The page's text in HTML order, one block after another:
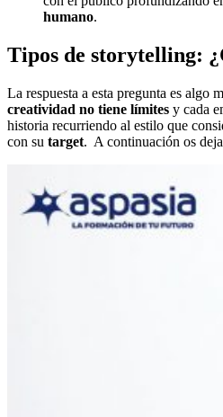
humano.
Tipos de storytelling:
La respuesta a esta pregunta es algo
creatividad no tiene límites y cada
historia recurriendo al estilo que
con su target. A continuación os